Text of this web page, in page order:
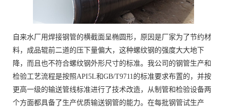
自来水厂用焊接钢管的横截面呈椭圆形，原因是厂家为了节约材
料，成品辊前二道的压下量偏大，这种螺纹钢的强度大大地下
降，而且也不符合螺纹钢外形尺寸的标准。我公司的钢管生产和
检验工艺流程是按照API5L和GB/T9711的标准要求布置的，并按
更高一级的输送管线标准进行了技术改造，从制管和检验设备两
个方面都具备了生产优质输送钢管的能力。在每批钢管试生产